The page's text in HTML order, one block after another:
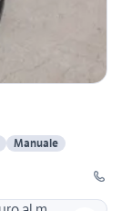
Manuale